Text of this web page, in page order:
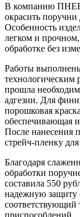
В компанию
окрасить
Особенность
легком и
обработке без
Работы
технологическим
прошла
адгезии. Для
порошковая
обеспечивающая
После нанесения
стрейч-пленку
Благодаря
обработки
составила 550
надежную защиту
соответствующий
приспособлений.